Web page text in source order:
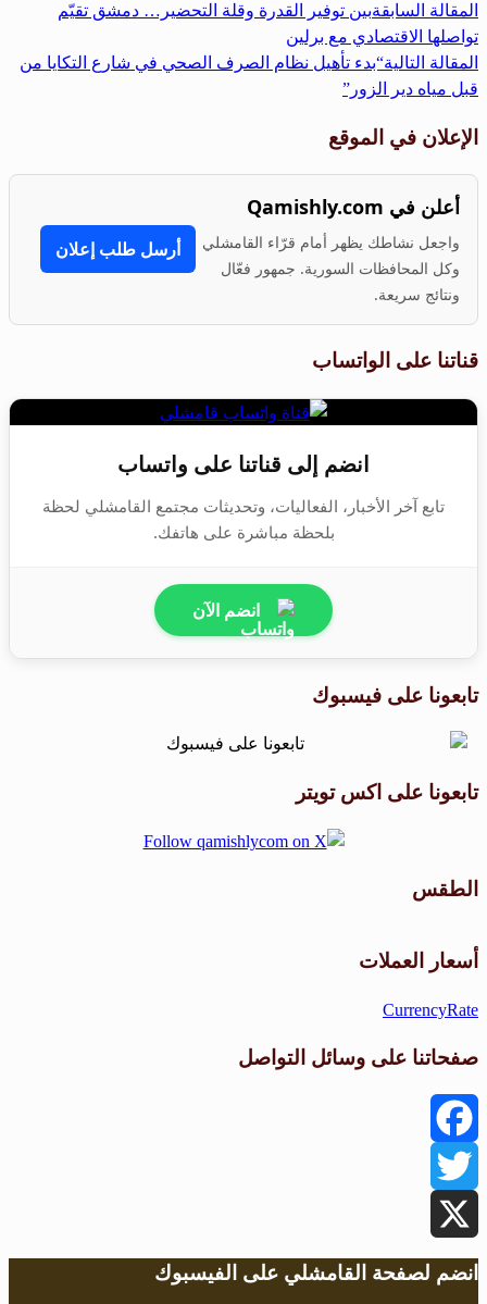
المقالة السابقةبين توفير القدرة وقلة التحضير… دمشق تقيّم
تواصلها الاقتصادي مع برلين
المقالة التالية“بدء تأهيل نظام الصرف الصحي في شارع التكايا من
قبل مياه دير الزور”
الإعلان في الموقع
أعلن في Qamishly.com
واجعل نشاطك يظهر أمام قرّاء القامشلي
وكل المحافظات السورية. جمهور فعّال
ونتائج سريعة.
أرسل طلب إعلان
قناتنا على الواتساب
انضم إلى قناتنا على واتساب
تابع آخر الأخبار، الفعاليات، وتحديثات مجتمع القامشلي لحظة
بلحظة مباشرة على هاتفك.
انضم الآن
تابعونا على فيسبوك
تابعونا على اكس تويتر
الطقس
أسعار العملات
CurrencyRate
صفحاتنا على وسائل التواصل
Facebook
Twitter
X
انضم لصفحة القامشلي على الفيسبوك